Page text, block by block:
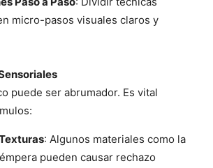
micro-pasos visuales claros y
puede ser abrumador. Es vital
: Algunos materiales como la
pueden causar rechazo